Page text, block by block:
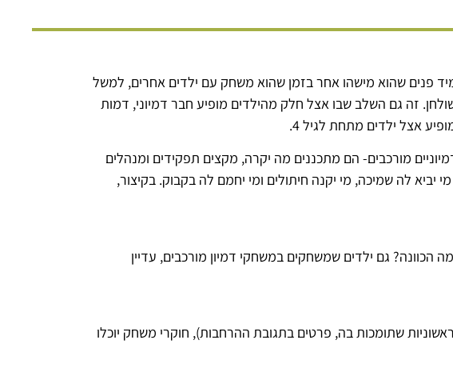
פנים שהוא מישהו אחר בזמן שהוא משחק עם ילדים אחרים, למשל
זה גם השלב שבו אצל חלק מהילדים מופיע חבר דמיוני, דמות
מורכבים- הם מתכננים מה יקרה, מקצים תפקידים ומנהלים
יביא לה שמיכה, מי יקנה חיתולים ומי יחמם לה בקבוק. בקיצור,
גם ילדים שמשחקים במשחקי דמיון מורכבים, עדיין
שתומכות בה, פרטים בתגובת ההרחבות), חוקרי משחק יוכלו